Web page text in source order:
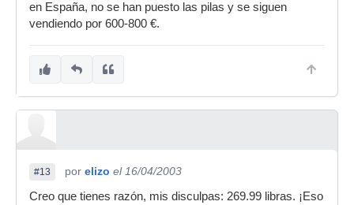
en España, no se han puesto las pilas y se siguen
vendiendo por 600-800 €.
#13 por elizo el 16/04/2003
Creo que tienes razón, mis disculpas: 269.99 libras. ¡Eso